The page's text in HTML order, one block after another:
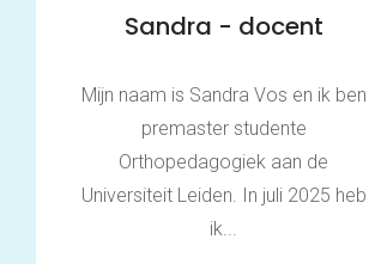
Sandra - docent
Mijn naam is Sandra Vos en ik ben
premaster studente
Orthopedagogiek aan de
Universiteit Leiden. In juli 2025 heb
ik...